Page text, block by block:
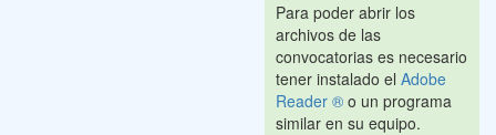
Para poder abrir los
archivos de las
convocatorias es necesario
tener instalado el Adobe
Reader ® o un programa
similar en su equipo.